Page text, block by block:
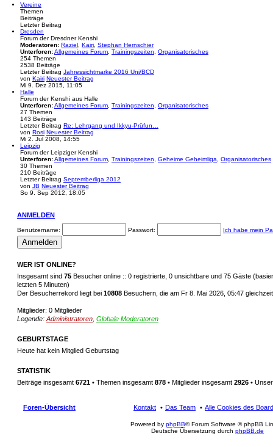
Vereine
Themen
Beiträge
Letzter Beitrag
Dresden
Forum der Dresdner Kenshi
Moderatoren: Raziel Kairi Stephan Hernschier
Unterforen:Allgemeines Forum Trainingszeiten
Organisatorisches
254 Themen
2538 Beiträge
Letzter Beitrag Jahressichtmarke 2016 Uni/BCD
von Kairi Neuester Beitrag
Mi 9. Dez 2015, 11:05
Halle
Forum der Kenshi aus Halle
Unterforen:Allgemeines Forum Trainingszeiten
Organisatorisches
27 Themen
143 Beiträge
Letzter Beitrag Re: Lehrgang und Ikkyu-Prüfun…
von Rosi Neuester Beitrag
Mi 2. Jul 2008, 14:55
Leipzig
Forum der Leipziger Kenshi
Unterforen:Allgemeines Forum Trainingszeiten Geheime Geheimliga
Organisatorisches
30 Themen
210 Beiträge
Letzter Beitrag Septemberliga 2012
von JB Neuester Beitrag
So 9. Sep 2012, 18:05
ANMELDEN
Benutzername: Passwort: Ich habe mein
WER IST ONLINE?
Insgesamt sind 75 Besucher online :: 0 registrierte, 0 unsichtbare und 75 Gäste
letzten 5 Minuten)
Der Besucherrekord liegt bei 10808 Besuchern, die am Fr 8. Mai 2026, 05:47
Mitglieder: 0 Mitglieder
Legende: Administratoren Globale Moderatoren
GEBURTSTAGE
Heute hat kein Mitglied Geburtstag
STATISTIK
Beiträge insgesamt 6721 • Themen insgesamt 878 • Mitglieder insgesamt 2926 •
Foren-Übersicht Alle Cookies des
Das Team
Kontakt
Powered by phpBB® Forum Software © phpBB
Deutsche Übersetzung durch phpBB.de